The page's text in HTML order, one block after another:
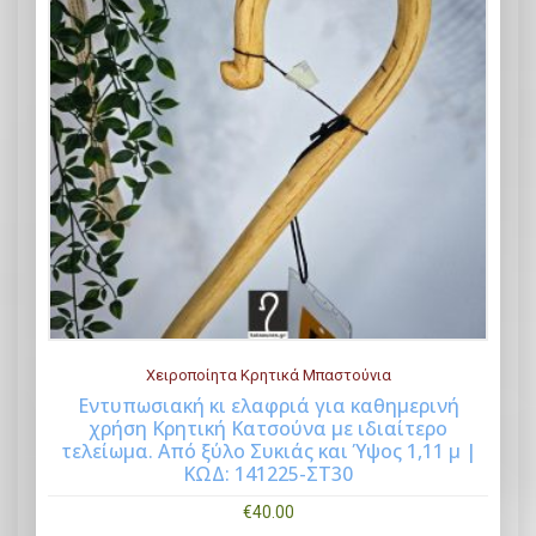
Buy Now
Χειροποίητα Κρητικά Μπαστούνια
Εντυπωσιακή κι ελαφριά για καθημερινή
χρήση Κρητική Κατσούνα με ιδιαίτερο
τελείωμα. Από ξύλο Συκιάς και Ύψος 1,11 μ |
ΚΩΔ: 141225-ΣΤ30
€40.00